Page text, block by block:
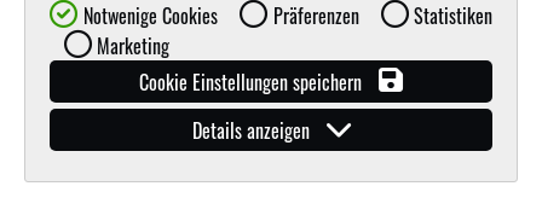
© Copyright 2019 - 2026 Amewi Trade GmbH - Alle Rechte vorbehalten |Impressum| Der
Notwenige Cookies Präferenzen
Statistiken
Marketing
Cookie Einstellungen speichern
Details anzeigen